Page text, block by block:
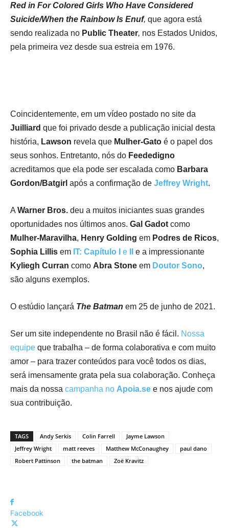
Red in For Colored Girls Who Have Considered
Suicide/When the Rainbow Is Enuf, que agora está
sendo realizada no Public Theater, nos Estados Unidos,
pela primeira vez desde sua estreia em 1976.
Coincidentemente, em um vídeo postado no site da
Juilliard que foi privado desde a publicação inicial desta
história, Lawson revela que Mulher-Gato é o papel dos
seus sonhos. Entretanto, nós do Feededigno
acreditamos que ela pode ser escalada como Barbara
Gordon/Batgirl após a confirmação de Jeffrey Wright.
A Warner Bros. deu a muitos iniciantes suas grandes
oportunidades nos últimos anos. Gal Gadot como
Mulher-Maravilha, Henry Golding em Podres de Ricos,
Sophia Lillis em IT: Capítulo I e
e a impressionante
Kyliegh Curran como Abra Stone em Doutor Sono,
são alguns exemplos.
O estúdio lançará The Batman em 25 de junho de 2021.
Ser um site independente no Brasil não é fácil. Nossa
equipe que trabalha – de forma colaborativa e com muito
amor – para trazer conteúdos para você todos os dias,
será imensamente grata pela sua colaboração. Conheça
mais da nossa campanha no Apoia.se e nos ajude com
sua contribuição.
TAGS Andy Serkis Colin Farrell
Jayme Lawson
Jeffrey Wright
matt reeves Matthew McConaughey
paul dano
Robert Pattinson
the batman Zoë Kravitz
Facebook